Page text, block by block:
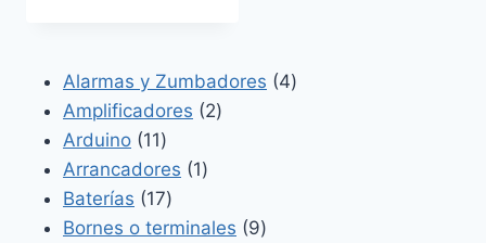
Alarmas y Zumbadores 44
Amplificadores 22
Arduino 1111
productos
Arrancadores 11
Baterías 1717
productos
Bornes o terminales 99